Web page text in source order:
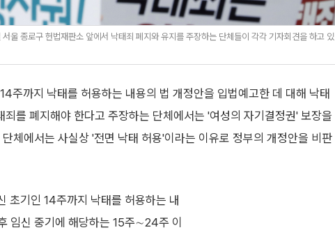
울 종로구 헌법재판소 앞에서 낙태죄 폐지와 유지를 주장하는 단체들이 각각 기자회견을 하고 있
주까지 낙태를 허용하는 내용의 법 개정안을 입법예고한 데 대해 낙태
를 폐지해야 한다고 주장하는 단체에서는 '여성의 자기결정권' 보장을
체에서는 사실상 '전면 낙태 허용'이라는 이유로 정부의 개정안을 비판
초기인 14주까지 낙태를 허용하는 내
임신 중기에 해당하는 15주∼24주 이